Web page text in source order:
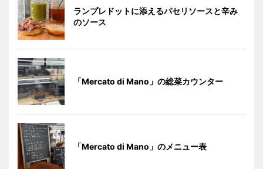
ランプレドットに添えるパセリソースと辛み
のソース
「Mercato di Mano」の総菜カウンター
「Mercato di Mano」のメニュー表